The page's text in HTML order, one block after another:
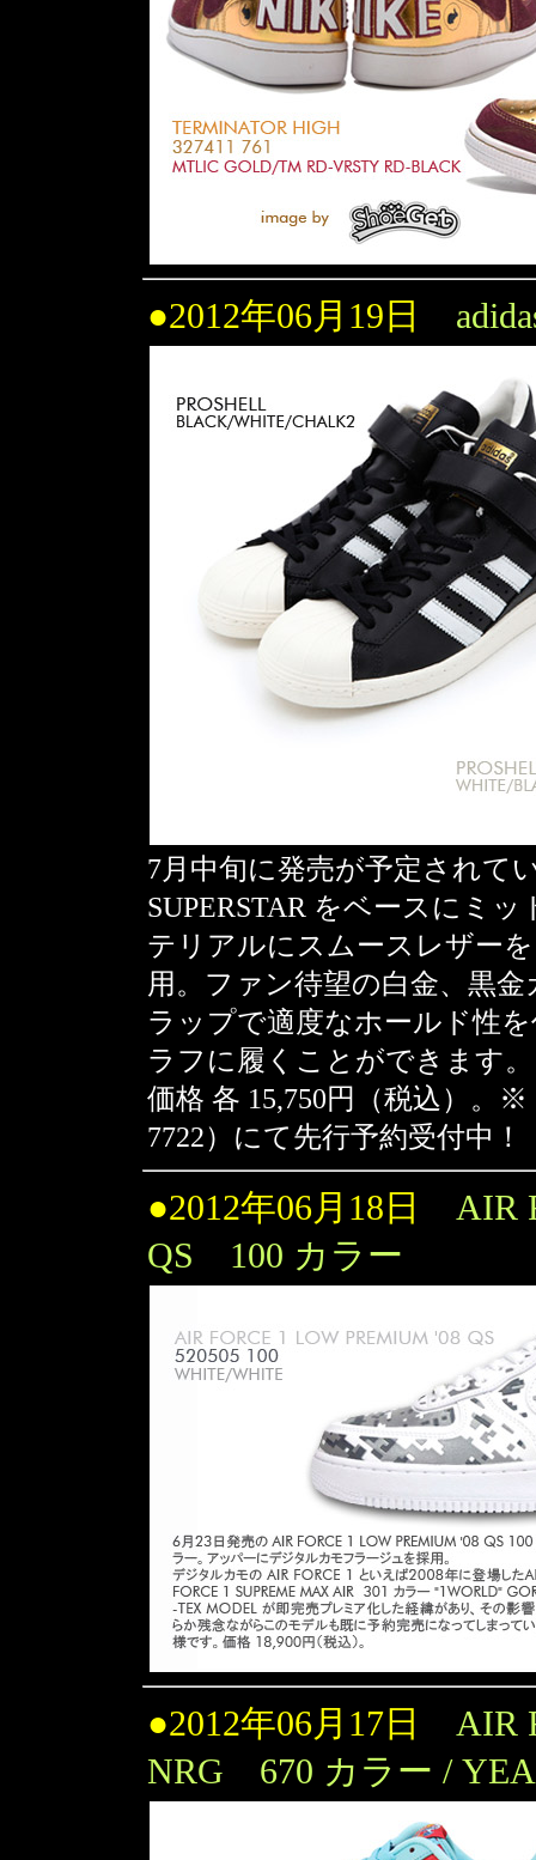
●2012年06月19日
7月中旬に発売が予定されて
SUPERSTAR をベースにミ
テリアルにスムースレザー
用。ファン待望の白金、黒
ラップで適度なホールド性
ラフに履くことができます。
価格 各 15,750円（税込）。※
7722）にて先行予約受付中！
●2012年06月18日
AIR
QS 100 カラー
●2012年06月17日
AIR
NRG 670 カラー /